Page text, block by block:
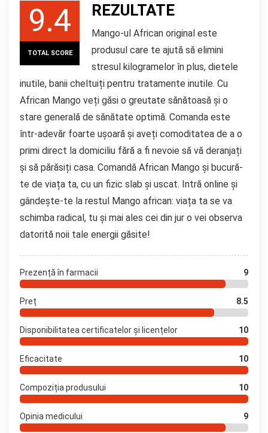
9.4
TOTAL SCORE
REZULTATE
Mango-ul African original este
produsul care te ajută să elimini
stresul kilogramelor în plus, dietele
inutile, banii cheltuiți pentru tratamente inutile. Cu
African Mango veți găsi o greutate sănătoasă și o
stare generală de sănătate optimă. Comanda este
într-adevăr foarte ușoară și aveți comoditatea de a o
primi direct la domiciliu fără a fi nevoie să vă deranjați
și să părăsiți casa. Comandă African Mango și bucură-
te de viața ta, cu un fizic slab și uscat. Intră online și
gândește-te la restul Mango african: viața ta se va
schimba radical, tu și mai ales cei din jur o vei observa
datorită noii tale energii găsite!
Prezență în farmacii 9
Preț 8.5
Disponibilitatea certificatelor și licențelor 10
Eficacitate 10
Compoziția produsului 10
Opinia medicului 9